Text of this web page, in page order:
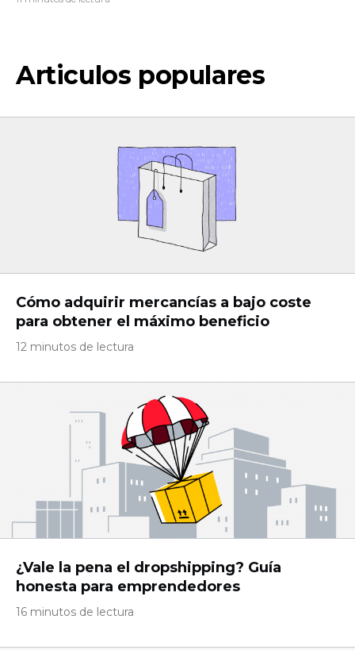
Articulos populares
Cómo adquirir mercancías a bajo coste
para obtener el máximo beneficio
12 minutos de lectura
¿Vale la pena el dropshipping? Guía
honesta para emprendedores
16 minutos de lectura